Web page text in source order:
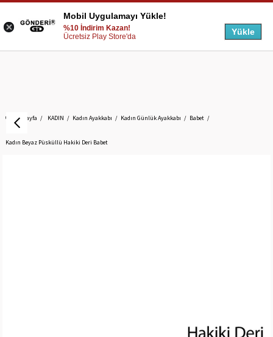
Anasayfa KADIN Kadın Ayakkabı Kadın Günlük Ayakkabı Babet
Kadın Beyaz Püsküllü Hakiki Deri Babet
Mobil Uygulamayı Yükle!
%10 İndirim Kazan!
Ücretsiz Play Store'da
Yükle